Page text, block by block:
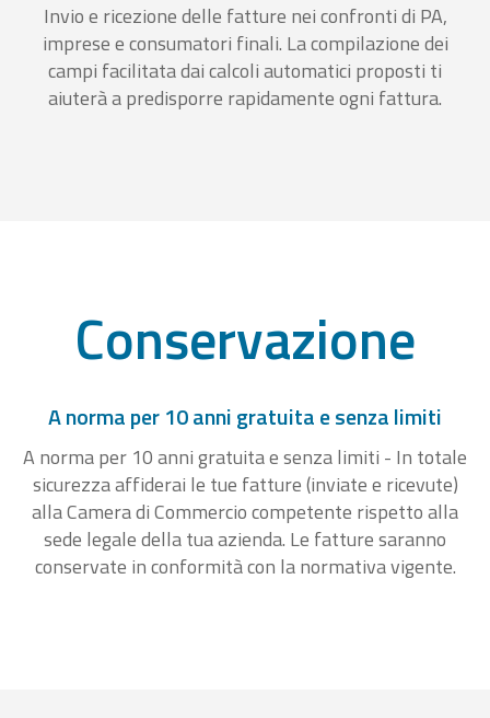
Invio e ricezione delle fatture nei confronti di PA,
imprese e consumatori finali. La compilazione dei
campi facilitata dai calcoli automatici proposti ti
aiuterà a predisporre rapidamente ogni fattura.
Conservazione
A norma per 10 anni gratuita e senza limiti
A norma per 10 anni gratuita e senza limiti - In totale
sicurezza affiderai le tue fatture (inviate e ricevute)
alla Camera di Commercio competente rispetto alla
sede legale della tua azienda. Le fatture saranno
conservate in conformità con la normativa vigente.